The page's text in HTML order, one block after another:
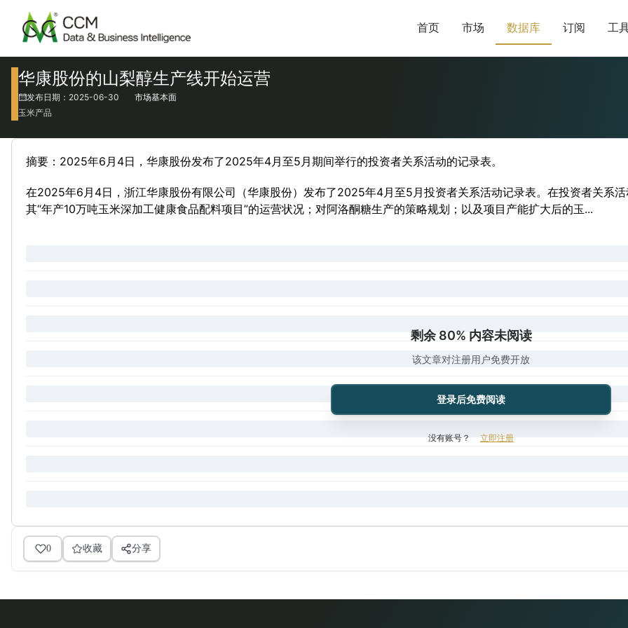
首页 市场 数据库 订阅 工
华康股份的山梨醇生产线开始运营
发布日期：2025-06-30
市场基本面
玉米产品
摘要：2025年6月4日，华康股份发布了2025年4月至5月期间举行的投资者关系活动的记录表。
在2025年6月4日，浙江华康股份有限公司（华康股份）发布了2025年4月至5月投资者关系活动记录表。在投资者关系
其“年产10万吨玉米深加工健康食品配料项目”的运营状况；对阿洛酮糖生产的策略规划；以及项目产能扩大后的玉...
剩余 80% 内容未阅读
该文章对注册用户免费开放
登录后免费阅读
没有账号？ 立即注册
0 收藏 分享